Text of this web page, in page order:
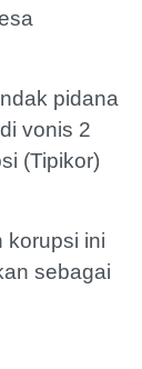
pidana
vonis 2
(Tipikor)
korupsi ini
sebagai